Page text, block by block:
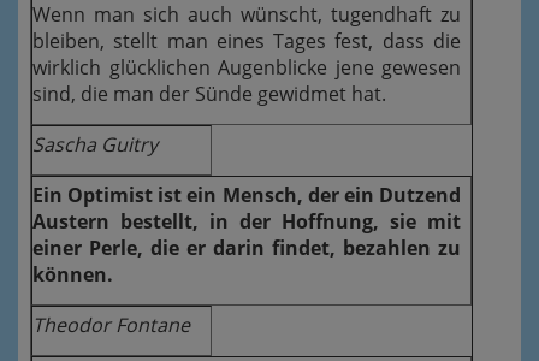
Wenn man sich auch wünscht, tugendhaft zu
bleiben, stellt man eines Tages fest, dass die
wirklich glücklichen Augenblicke jene gewesen
sind, die man der Sünde gewidmet hat.
Sascha Guitry
Ein Optimist ist ein Mensch, der ein Dutzend
Austern bestellt, in der Hoffnung, sie mit
einer Perle, die er darin findet, bezahlen zu
können.
Theodor Fontane